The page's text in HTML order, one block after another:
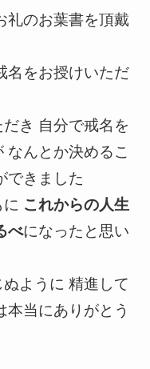
礼のお葉書を頂戴
名をお授けいただ
き 自分で戒名を
なんとか決めるこ
できました
これからの人生
べになったと思い
ように 精進して
本当にありがとう